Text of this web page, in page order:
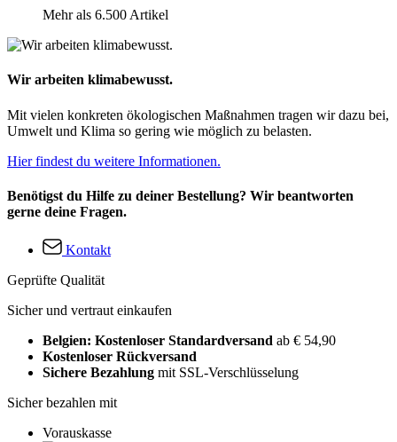
Mehr als 6.500 Artikel
Wir arbeiten klimabewusst.
Mit vielen konkreten ökologischen Maßnahmen tragen wir dazu bei,
Umwelt und Klima so gering wie möglich zu belasten.
Hier findest du weitere Informationen.
Benötigst du Hilfe zu deiner Bestellung? Wir beantworten
gerne deine Fragen.
Kontakt
Geprüfte Qualität
Sicher und vertraut einkaufen
Belgien: Kostenloser Standardversand ab € 54,90
Kostenloser Rückversand
Sichere Bezahlung mit SSL-Verschlüsselung
Sicher bezahlen mit
Vorauskasse